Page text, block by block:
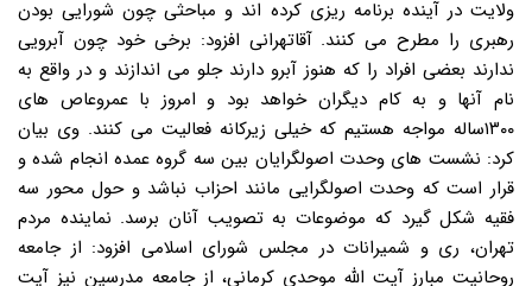
ولایت در آینده برنامه ریزی کرده اند و مباحثی چون شورایی بودن
رهبری را مطرح می کنند. آقاتهرانی افزود: برخی خود چون آبرویی
ندارند بعضی افراد را که هنوز آبرو دارند جلو می اندازند و در واقع به
نام آنها و به کام دیگران خواهد بود و امروز با عمروعاص های
۱۳۰۰ساله مواجه هستیم که خیلی زیرکانه فعالیت می کنند. وی بیان
کرد: نشست های وحدت اصولگرایان بین سه گروه عمده انجام شده و
قرار است که وحدت اصولگرایی مانند احزاب نباشد و حول محور سه
فقیه شکل گیرد که موضوعات به تصویب آنان برسد. نماینده مردم
تهران، ری و شمیرانات در مجلس شورای اسلامی افزود: از جامعه
روحانیت مبارز آیت الله موحدی کرمانی، از جامعه مدرسین نیز آیت